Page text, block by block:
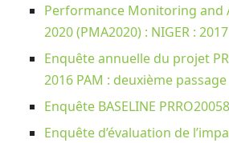
Performance Monitoring and
2020 (PMA2020) : NIGER : 2017
Enquête annuelle du projet
2016 PAM : deuxième passage
Enquête BASELINE
Enquête d’évaluation de